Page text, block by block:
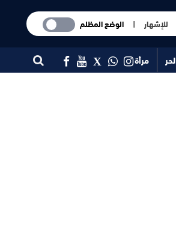
للإشهار |الوضع المظلم
مرأة